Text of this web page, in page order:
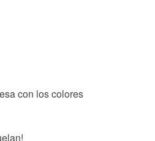
con los colores